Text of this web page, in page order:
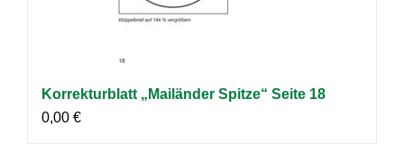
Korrekturblatt „Mailänder Spitze“ Seite 18
0,00 €